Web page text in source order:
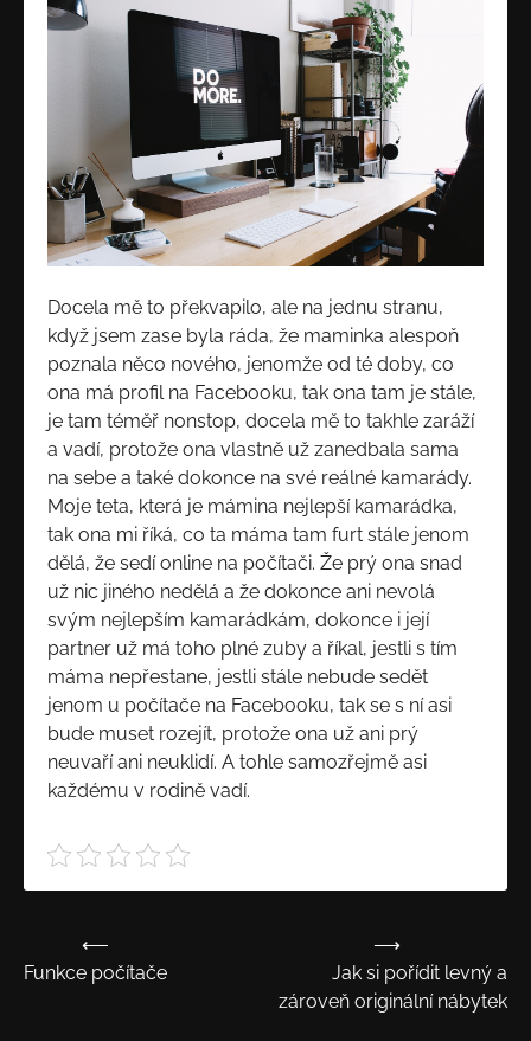
Docela mě to překvapilo, ale na jednu stranu,
když jsem zase byla ráda, že maminka alespoň
poznala něco nového, jenomže od té doby, co
ona má profil na Facebooku, tak ona tam je stále,
je tam téměř nonstop, docela mě to takhle zaráží
a vadí, protože ona vlastně už zanedbala sama
na sebe a také dokonce na své reálné kamarády.
Moje teta, která je mámina nejlepší kamarádka,
tak ona mi říká, co ta máma tam furt stále jenom
dělá, že sedí online na počítači. Že prý ona snad
už nic jiného nedělá a že dokonce ani nevolá
svým nejlepším kamarádkám, dokonce i její
partner už má toho plné zuby a říkal, jestli s tím
máma nepřestane, jestli stále nebude sedět
jenom u počítače na Facebooku, tak se s ní asi
bude muset rozejít, protože ona už ani prý
neuvaří ani neuklidí. A tohle samozřejmě asi
každému v rodině vadí.
Navigace
pro
⟵
Funkce počítače
Jak si pořídit levný a
zároveň originální nábytek
⟶